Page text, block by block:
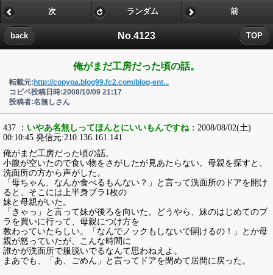
No.4123
back TOP
次 ランダム 前
俺がまだ工房だった頃の話。
転載元: http://copypa.blog99.fc2.com/blog-ent...
コピペ投稿日時:2008/10/09 21:17
投稿者:名無しさん
437 ： いやあ名無しってほんとにいいもんですね：2008/08/02(土)
00:10:45 発信元:210.136.161.141
俺がまだ工房だった頃の話。
小腹が空いたので食い物をさがしたが見あたらない。母親を探すと、
洗面所の方から声がした。
「母ちゃん、なんか食べるもんない？」と言って洗面所のドアを開け
ると、そこには上半身ブラ1枚の
妹と母親がいた。
「きゃっ」と言って妹が後ろを向いた。どうやら、妹のはじめてのブ
ラを買いに行って、母親につけ方を
教わっていたらしい。「なんでノックもしないで開けるの！」とか母
親が怒っていたが、こんな時間に
誰かが洗面所で服脱いでるなんて思わねえよ。
まあでも、「あ、ごめん」と言ってドアを閉めて居間に戻った。